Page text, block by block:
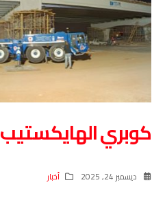
كوبري الهايكستيب
ديسمبر 24, 2025 أخبار